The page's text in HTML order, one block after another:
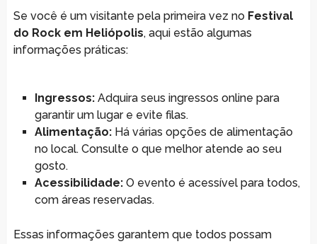
Se você é um visitante pela primeira vez no Festival
do Rock em Heliópolis, aqui estão algumas
informações práticas:
Ingressos:Adquira seus ingressos online para
garantir um lugar e evite filas.
Alimentação:Há várias opções de alimentação
no local. Consulte o que melhor atende ao seu
gosto.
Acessibilidade:O evento é acessível para todos,
com áreas reservadas.
Essas informações garantem que todos possam